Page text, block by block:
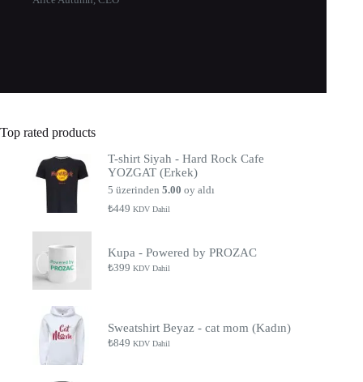
Top rated products
T-shirt Siyah - Hard Rock Cafe
YOZGAT (Erkek)
5 üzerinden 5.00 oy aldı
₺449 KDV Dahil
Kupa - Powered by PROZAC
₺399 KDV Dahil
Sweatshirt Beyaz - cat mom (Kadın)
₺849 KDV Dahil